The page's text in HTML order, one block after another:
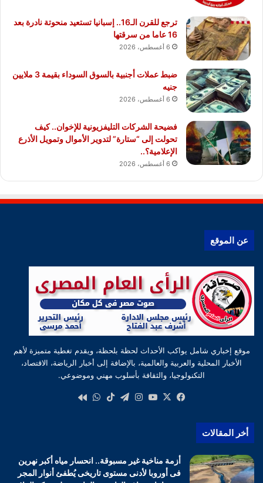
ترجع للقرن الـ16.. إسبانيا تستعيد منحوتة نادرة بعد
16 عاما من سرقتها
6 أغسطس، 2026
ضبط عملات أجنبية بالسوق السوداء بقيمة 3 ملايين
جنيه
6 أغسطس، 2026
فضيحة الشركات التليفزيونية للإخوان.. كيف
تحولت إلى “ستارة” لتدوير الأموال وتمويل الأذرع
الإعلامية؟..
6 أغسطس، 2026
عن الموقع
موقع إخباري شامل يواكب الأحداث لحظة بلحظة، ويقدم تغطية متميزة لأهم
الأخبار المحلية والعربية والعالمية، بالإضافة إلى أخبار الرياضة، الاقتصاد،
التكنولوجيا، والثقافة بأسلوب مهني وموضوعي.
فيسبوك
‫X
‫YouTube
انستقرام
تيلقرام‫TikTokواتساب
أخر المقالات
أزمة مناخية غير مسبوقة.. انحسار مياه أكبر نهرين
فى أوروبا لأدنى مستوى تاريخى يُطفئ أنوار المجر